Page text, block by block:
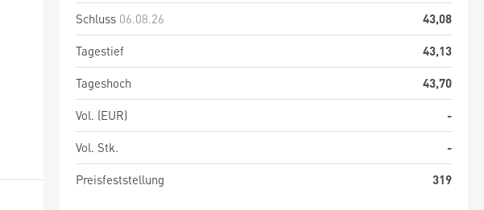
Schluss 06.08.26
43,08
Tagestief
43,13
Tageshoch
43,70
Vol. (EUR)
-
Vol. Stk.
-
Preisfeststellung
319